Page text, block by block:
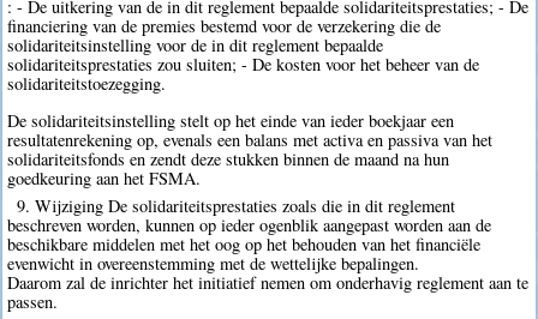
: - De uitkering van de in dit reglement bepaalde solidariteitsprestaties; - De
financiering van de premies bestemd voor de verzekering die de
solidariteitsinstelling voor de in dit reglement bepaalde
solidariteitsprestaties zou sluiten; - De kosten voor het beheer van de
solidariteitstoezegging.
De solidariteitsinstelling stelt op het einde van ieder boekjaar een
resultatenrekening op, evenals een balans met activa en passiva van het
solidariteitsfonds en zendt deze stukken binnen de maand na hun
goedkeuring aan het FSMA.
9. Wijziging De solidariteitsprestaties zoals die in dit reglement
beschreven worden, kunnen op ieder ogenblik aangepast worden aan de
beschikbare middelen met het oog op het behouden van het financiële
evenwicht in overeenstemming met de wettelijke bepalingen.
Daarom zal de inrichter het initiatief nemen om onderhavig reglement aan te
passen.